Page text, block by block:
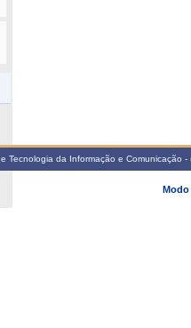
Tecnologia da Informação e
Modo